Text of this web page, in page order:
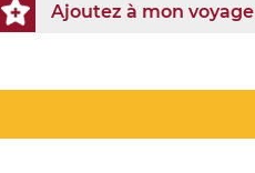
Ajoutez à mon voyage